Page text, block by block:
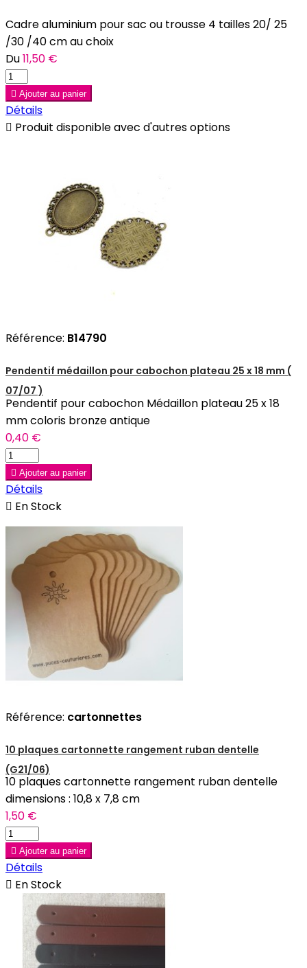
Cadre aluminium pour sac ou trousse 4 tailles 20/ 25
/30 /40 cm au choix
Du11,50 €
 Ajouter au panier
Détails
 Produit disponible avec d'autres options
Référence: B14790
Pendentif médaillon pour cabochon plateau 25 x 18 mm (
07/07 )
Pendentif pour cabochon Médaillon plateau 25 x 18
mm coloris bronze antique
0,40 €
 Ajouter au panier
Détails
 En Stock
Référence: cartonnettes
10 plaques cartonnette rangement ruban dentelle
(G21/06)
10 plaques cartonnette rangement ruban dentelle
dimensions : 10,8 x 7,8 cm
1,50 €
 Ajouter au panier
Détails
 En Stock